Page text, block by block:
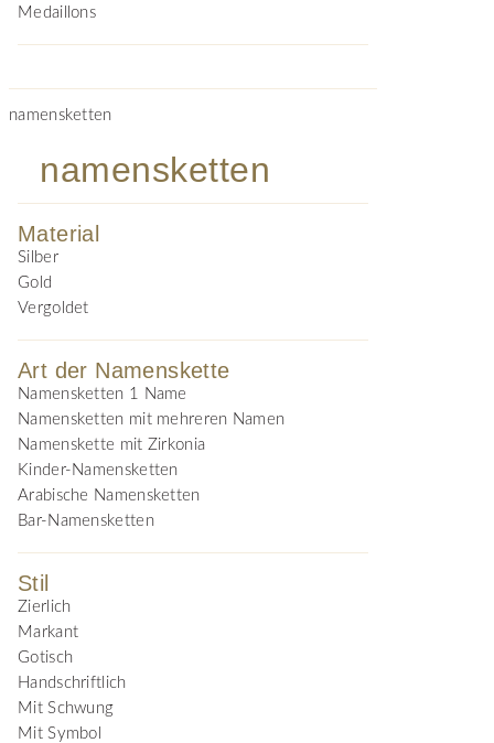
Medaillons
namensketten
namensketten
Material
Silber
Gold
Vergoldet
Art der Namenskette
Namensketten 1 Name
Namensketten mit mehreren Namen
Namenskette mit Zirkonia
Kinder-Namensketten
Arabische Namensketten
Bar-Namensketten
Stil
Zierlich
Markant
Gotisch
Handschriftlich
Mit Schwung
Mit Symbol